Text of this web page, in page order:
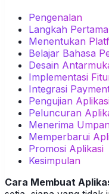
Pengenalan
Langkah
Menentukan
Belajar Bahasa
Desain
Implementasi
Integrasi
Pengujian
Peluncuran
Menerima
Memperbarui
Promosi Aplikasi
Kesimpulan
Cara Membuat